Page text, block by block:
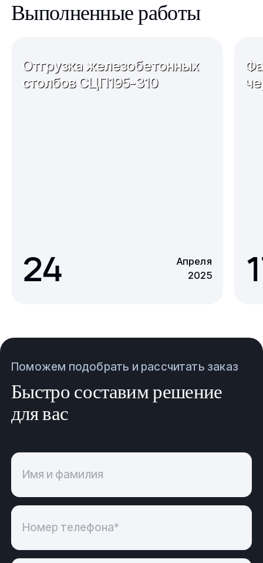
Выполненные работы
Отгрузка железобетонных
столбов СЦП195-310
24
Апреля
2025
Поможем подобрать и рассчитать заказ
Быстро составим решение
для вас
Имя и фамилия
Номер телефона*